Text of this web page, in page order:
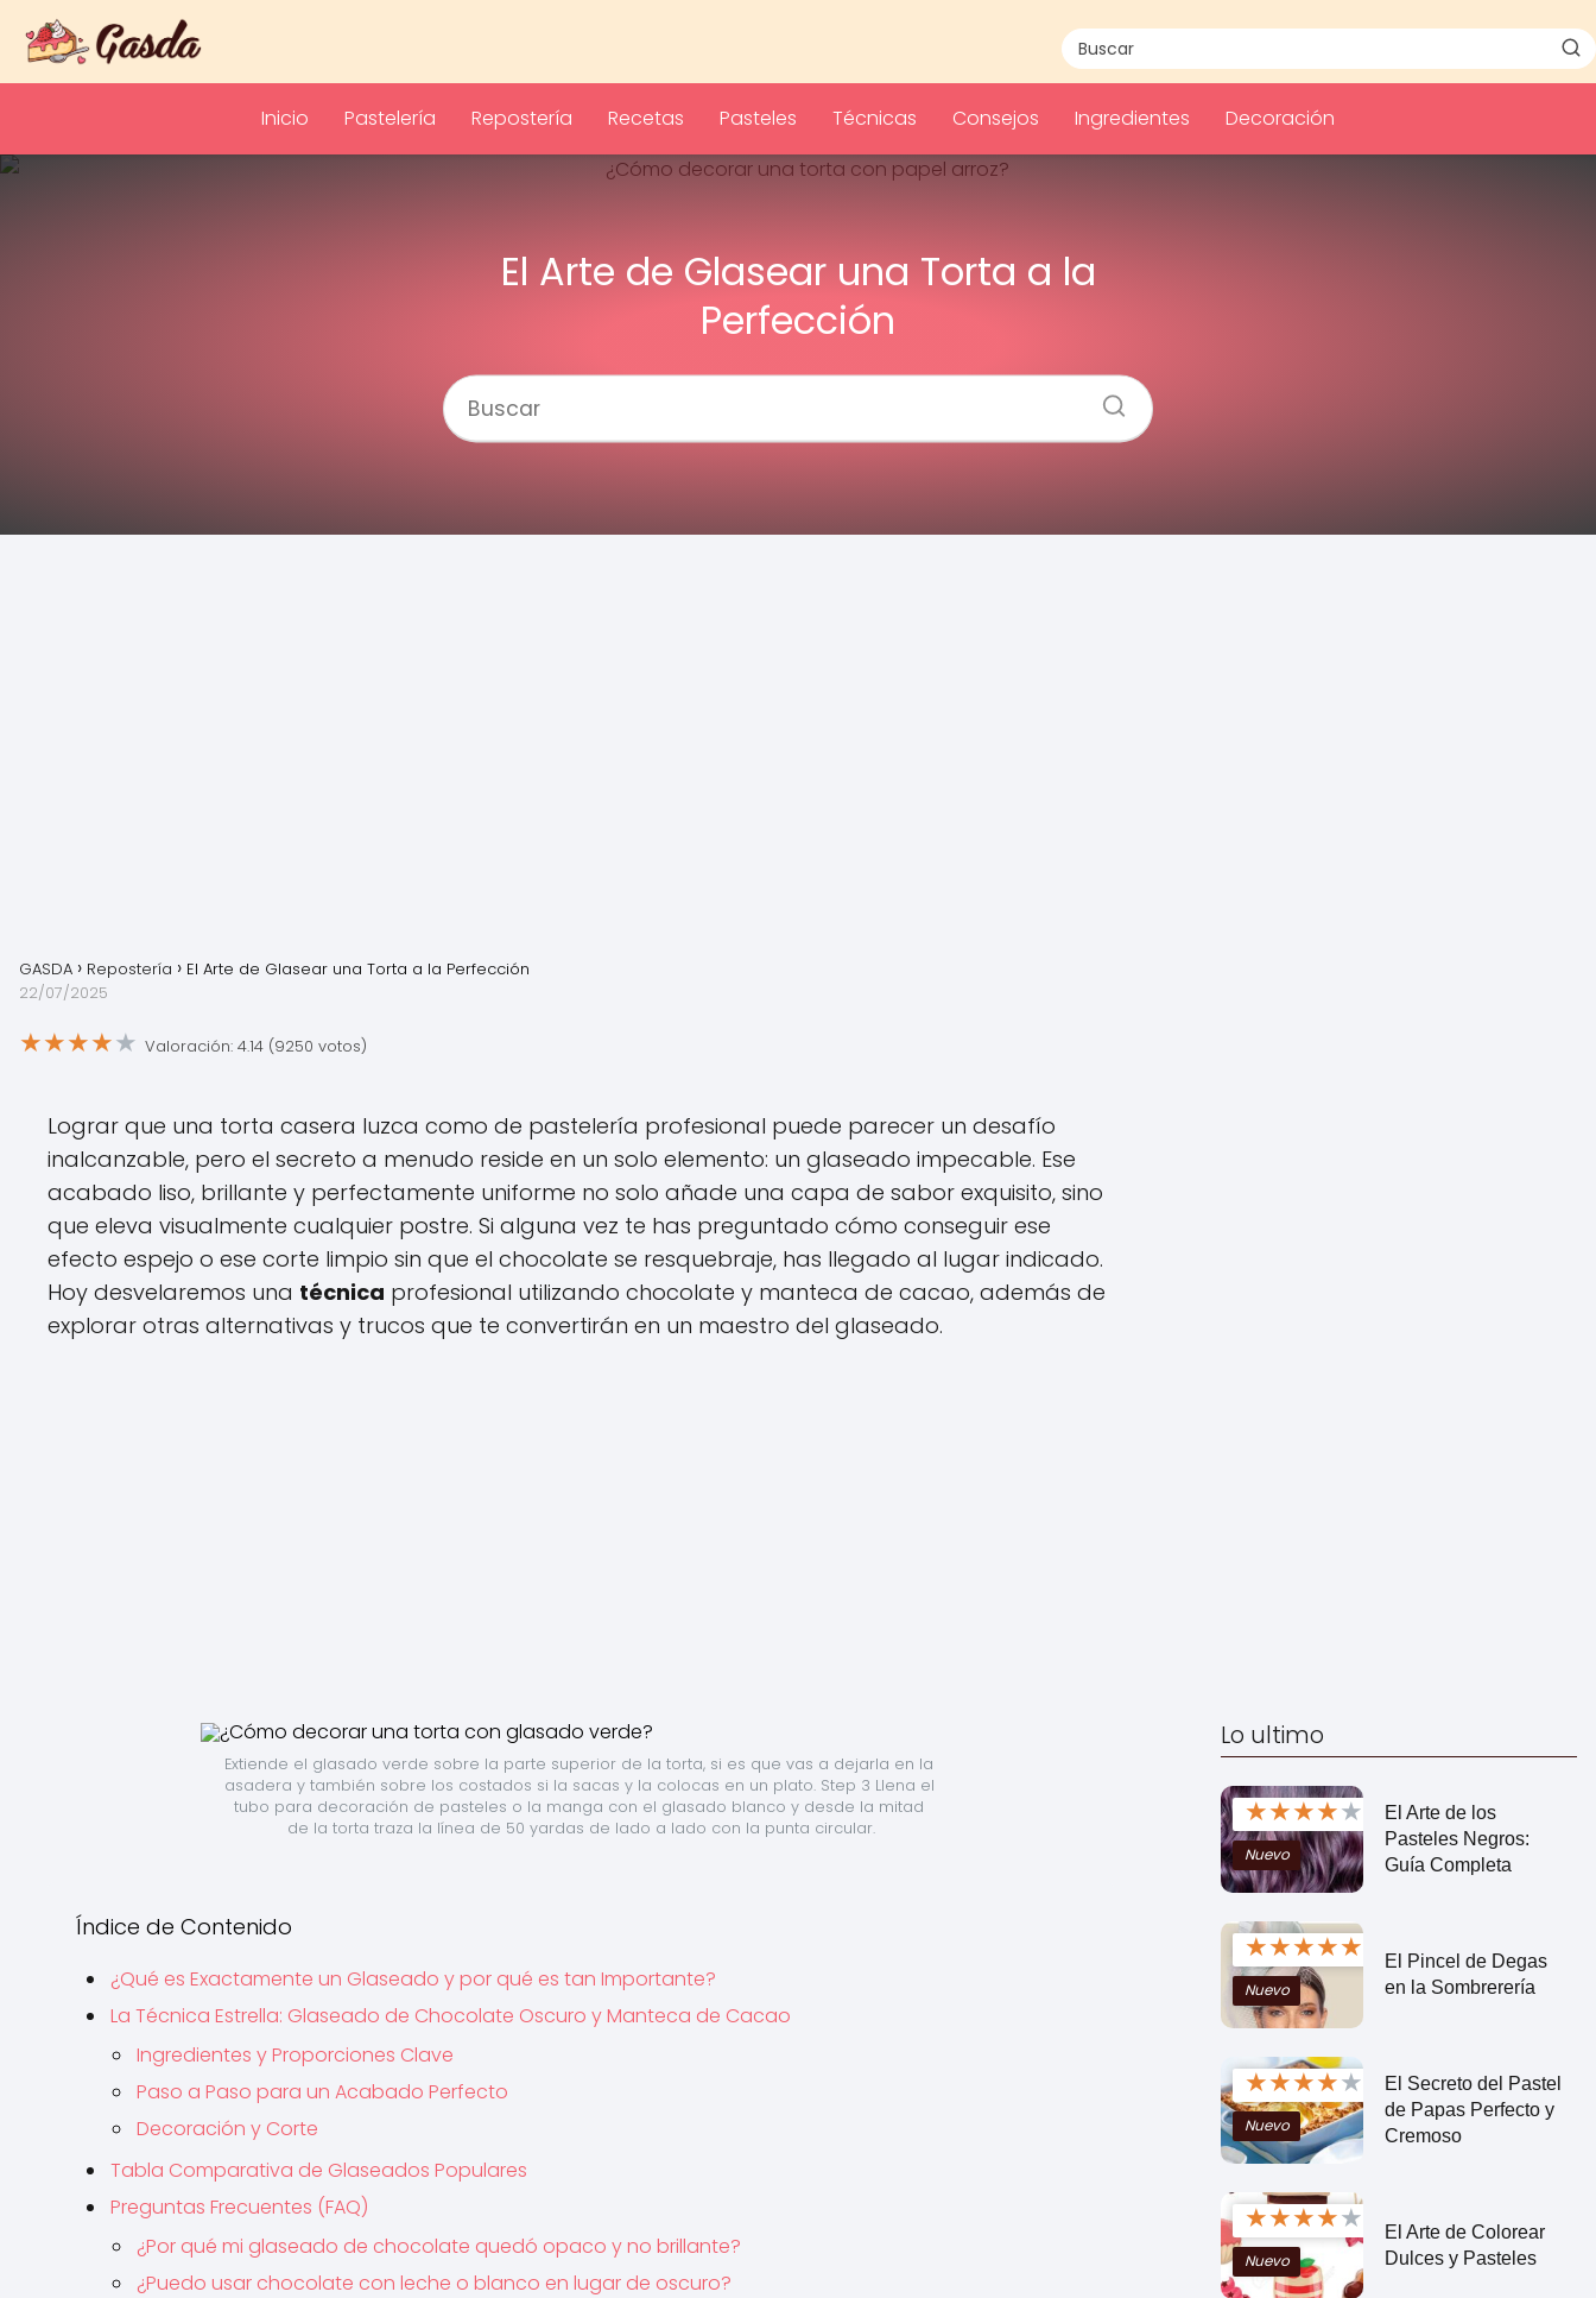
Inicio Pastelería Repostería Recetas Pasteles Técnicas Consejos Ingredientes Decoración
El Arte de Glasear una Torta a la
Perfección
GASDA Repostería
El Arte de Glasear una Torta a la Perfección
22/07/2025
★★★★★ Valoración: 4.14 (9250 votos)
Lograr que una torta casera luzca como de pastelería profesional puede parecer un desafío
inalcanzable, pero el secreto a menudo reside en un solo elemento: un glaseado impecable. Ese
acabado liso, brillante y perfectamente uniforme no solo añade una capa de sabor exquisito, sino
que eleva visualmente cualquier postre. Si alguna vez te has preguntado cómo conseguir ese
efecto espejo o ese corte limpio sin que el chocolate se resquebraje, has llegado al lugar indicado.
Hoy desvelaremos una técnica profesional utilizando chocolate y manteca de cacao, además de
explorar otras alternativas y trucos que te convertirán en un maestro del glaseado.
Extiende el glasado verde sobre la parte superior de la torta, si es que vas a dejarla en la
asadera y también sobre los costados si la sacas y la colocas en un plato. Step 3 Llena el
tubo para decoración de pasteles o la manga con el glasado blanco y desde la mitad
de la torta traza la línea de 50 yardas de lado a lado con la punta circular.
Índice de Contenido
¿Qué es Exactamente un Glaseado y por qué es tan Importante?
La Técnica Estrella: Glaseado de Chocolate Oscuro y Manteca de Cacao
Ingredientes y Proporciones Clave
Paso a Paso para un Acabado Perfecto
Decoración y Corte
Tabla Comparativa de Glaseados Populares
Preguntas Frecuentes (FAQ)
¿Por qué mi glaseado de chocolate quedó opaco y no brillante?
¿Puedo usar chocolate con leche o blanco en lugar de oscuro?
Lo ultimo
★★★★★
Nuevo
El Arte de los
Pasteles Negros:
Guía Completa
★★★★★
Nuevo
El Pincel de Degas
en la Sombrerería
★★★★★
Nuevo
El Secreto del Pastel
de Papas Perfecto y
Cremoso
★★★★★
Nuevo
El Arte de Colorear
Dulces y Pasteles